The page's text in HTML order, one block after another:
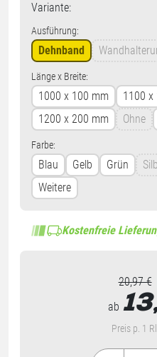
Variante:
Ausführung:
Dehnband
Länge x Breite:
1000 x 100 mm 1100 x
1200 x 200 mm
Ohne
Farbe:
Blau Gelb Grün
Weitere
Kostenfreie
20,97 €
ab
Preis p. 1